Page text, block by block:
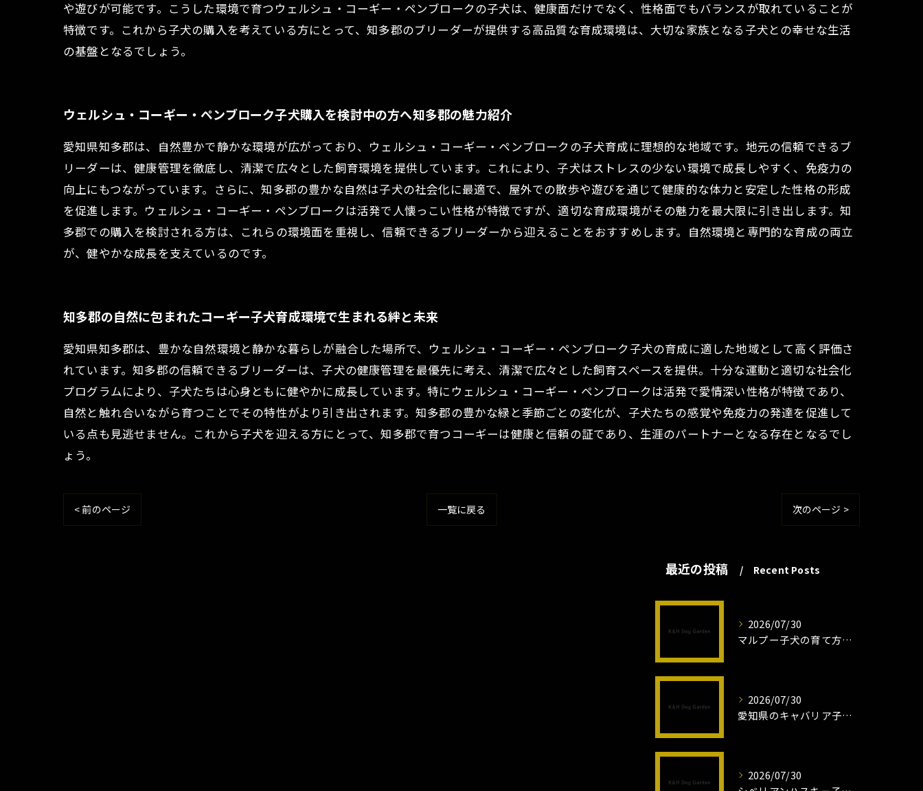
や遊びが可能です。こうした環境で育つウェルシュ・コーギー・ペンブロークの子犬は、健康面だけでなく、性格面でもバランスが取れていることが
特徴です。これから子犬の購入を考えている方にとって、知多郡のブリーダーが提供する高品質な育成環境は、大切な家族となる子犬との幸せな生活
の基盤となるでしょう。
ウェルシュ・コーギー・ペンブローク子犬購入を検討中の方へ知多郡の魅力紹介
愛知県知多郡は、自然豊かで静かな環境が広がっており、ウェルシュ・コーギー・ペンブロークの子犬育成に理想的な地域です。地元の信頼できるブ
リーダーは、健康管理を徹底し、清潔で広々とした飼育環境を提供しています。これにより、子犬はストレスの少ない環境で成長しやすく、免疫力の
向上にもつながっています。さらに、知多郡の豊かな自然は子犬の社会化に最適で、屋外での散歩や遊びを通じて健康的な体力と安定した性格の形成
を促進します。ウェルシュ・コーギー・ペンブロークは活発で人懐っこい性格が特徴ですが、適切な育成環境がその魅力を最大限に引き出します。知
多郡での購入を検討される方は、これらの環境面を重視し、信頼できるブリーダーから迎えることをおすすめします。自然環境と専門的な育成の両立
が、健やかな成長を支えているのです。
知多郡の自然に包まれたコーギー子犬育成環境で生まれる絆と未来
愛知県知多郡は、豊かな自然環境と静かな暮らしが融合した場所で、ウェルシュ・コーギー・ペンブローク子犬の育成に適した地域として高く評価さ
れています。知多郡の信頼できるブリーダーは、子犬の健康管理を最優先に考え、清潔で広々とした飼育スペースを提供。十分な運動と適切な社会化
プログラムにより、子犬たちは心身ともに健やかに成長しています。特にウェルシュ・コーギー・ペンブロークは活発で愛情深い性格が特徴であり、
自然と触れ合いながら育つことでその特性がより引き出されます。知多郡の豊かな緑と季節ごとの変化が、子犬たちの感覚や免疫力の発達を促進して
いる点も見逃せません。これから子犬を迎える方にとって、知多郡で育つコーギーは健康と信頼の証であり、生涯のパートナーとなる存在となるでし
ょう。
< 前のページ 一覧に戻る 次のページ >
最近の投稿 Recent Posts
2026/07/30
マルプー子犬の育て方と魅力解説
2026/07/30
愛知県のキャバリア子犬の魅力秘話
2026/07/30